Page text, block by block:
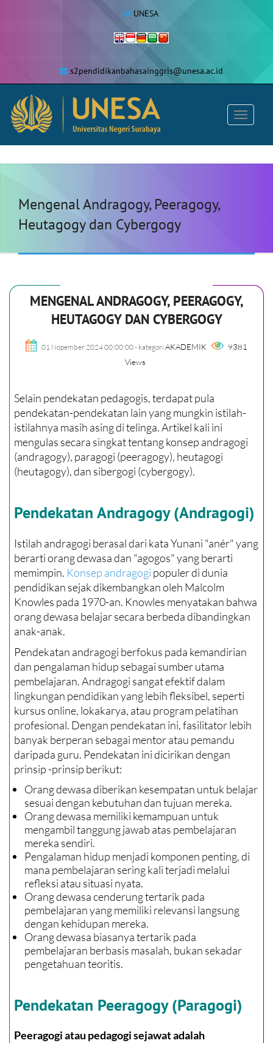
UNESA
s2pendidikanbahasainggris@unesa.ac.id
Mengenal Andragogy, Peeragogy,
Heutagogy dan Cybergogy
MENGENAL ANDRAGOGY, PEERAGOGY,
HEUTAGOGY DAN CYBERGOGY
01 Nopember 2024 00:00:00- kategori AKADEMIK
9381
Views
Selain pendekatan pedagogis, terdapat pula
pendekatan-pendekatan lain yang mungkin istilah-
istilahnya masih asing di telinga. Artikel kali ini
mengulas secara singkat tentang konsep andragogi
(andragogy), paragogi (peeragogy), heutagogi
(heutagogy), dan sibergogi (cybergogy).
Pendekatan Andragogy (Andragogi)
Istilah andragogi berasal dari kata Yunani "anér" yang
berarti orang dewasa dan "agogos" yang berarti
memimpin. Konsep andragogi populer di dunia
pendidikan sejak dikembangkan oleh Malcolm
Knowles pada 1970-an. Knowles menyatakan bahwa
orang dewasa belajar secara berbeda dibandingkan
anak-anak.
Pendekatan andragogi berfokus pada kemandirian
dan pengalaman hidup sebagai sumber utama
pembelajaran. Andragogi sangat efektif dalam
lingkungan pendidikan yang lebih fleksibel, seperti
kursus online, lokakarya, atau program pelatihan
profesional. Dengan pendekatan ini, fasilitator lebih
banyak berperan sebagai mentor atau pemandu
daripada guru. Pendekatan ini dicirikan dengan
prinsip -prinsip berikut:
Orang dewasa diberikan kesempatan untuk belajar
sesuai dengan kebutuhan dan tujuan mereka.
Orang dewasa memiliki kemampuan untuk
mengambil tanggung jawab atas pembelajaran
mereka sendiri.
Pengalaman hidup menjadi komponen penting, di
mana pembelajaran sering kali terjadi melalui
refleksi atau situasi nyata.
Orang dewasa cenderung tertarik pada
pembelajaran yang memiliki relevansi langsung
dengan kehidupan mereka.
Orang dewasa biasanya tertarik pada
pembelajaran berbasis masalah, bukan sekadar
pengetahuan teoritis.
Pendekatan Peeragogy (Paragogi)
Peeragogi atau pedagogi sejawat adalah